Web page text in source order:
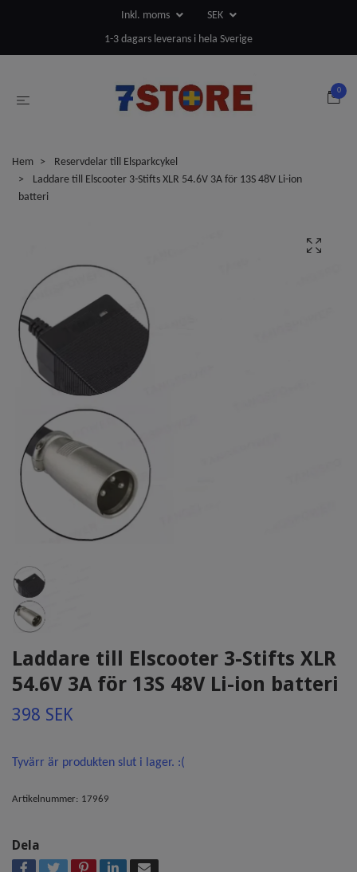
Inkl. moms
SEK
1-3 dagars leverans i hela Sverige
0
Hem
Reservdelar till Elsparkcykel
Laddare till Elscooter 3-Stifts XLR 54.6V 3A för 13S 48V Li-ion
batteri
Laddare till Elscooter 3-Stifts XLR
54.6V 3A för 13S 48V Li-ion batteri
398 SEK
Tyvärr är produkten slut i lager. :(
Artikelnummer: 17969
Dela